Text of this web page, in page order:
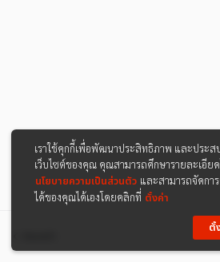
เราใช้คุกกี้เพื่อพัฒนาประสิทธิภาพ และประส
เว็บไซต์ของคุณ คุณสามารถศึกษารายละเอีย
นโยบายความเป็นส่วนตัว และสามารถจัดกา
ได้ของคุณได้เองโดยคลิกที่ ตั้งค่า
ตั้